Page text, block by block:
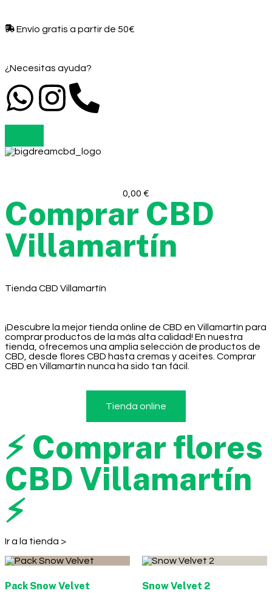
Envío gratis a partir de 50€​
¿Necesitas ayuda?
0,00 €
Comprar CBD
Villamartín
Tienda CBD Villamartín
¡Descubre la mejor tienda online de CBD en Villamartín para
comprar productos de la más alta calidad! En nuestra
tienda, ofrecemos una amplia selección de productos de
CBD, desde flores CBD hasta cremas y aceites. Comprar
CBD en Villamartín nunca ha sido tan fácil.
Tienda online
⚡ Comprar flores
CBD Villamartín
⚡
Ir a la tienda >
Pack Snow Velvet Snow Velvet 2